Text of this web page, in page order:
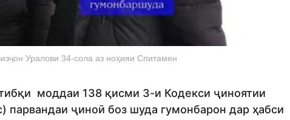
Уралови 34-сола аз ноҳияи Спитамен
моддаи 138 қисми 3-и Кодекси ҷиноятии
парвандаи ҷиноӣ боз шуда гумонбарон дар ҳабси